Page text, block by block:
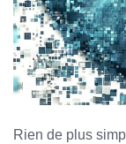
Rien de plus